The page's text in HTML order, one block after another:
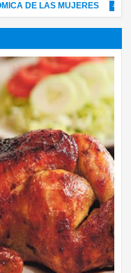
DE LAS MUJERES 4:03 AM
05